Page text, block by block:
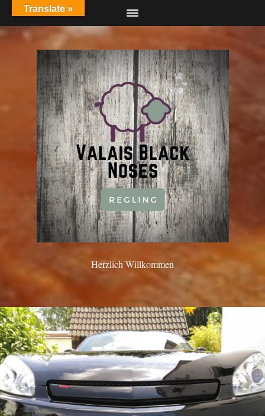
Herzlich Willkommen
Translate »